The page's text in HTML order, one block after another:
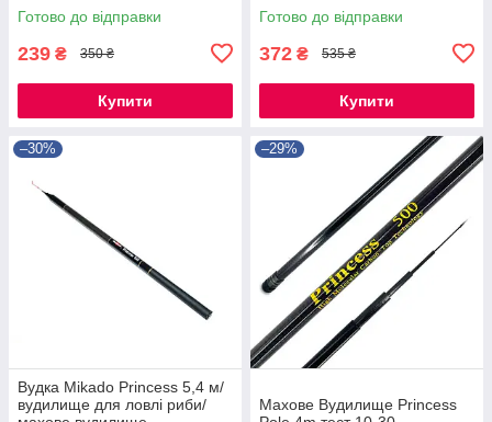
Готово до відправки
239 ₴ 350 ₴
Купити
Готово до відправки
372 ₴ 535 ₴
Купити
–30%
Вудка Mikado Princess 5,4 м/
вудилище для ловлі риби/
–29%
Махове Вудилище Princess